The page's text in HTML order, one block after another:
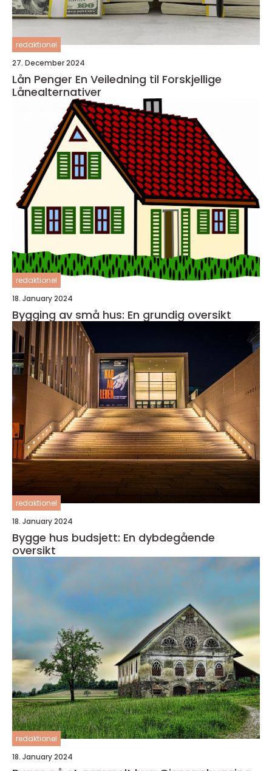
redaktionel
27. December 2024
Lån Penger En Veiledning til Forskjellige
Lånealternativer
redaktionel
18. January 2024
Bygging av små hus: En grundig oversikt
redaktionel
18. January 2024
Bygge hus budsjett: En dybdegående
oversikt
redaktionel
18. January 2024